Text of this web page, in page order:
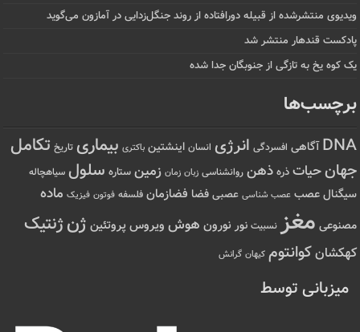
ویدیوی منتشرشده از قبیله دورافتاده‌ از روند جنگل‌زدایی در آمازون می‌گوید
پادکست قندهار منتشر شد
یک کوه یخ به تازگی از جنوبگان جدا شده
برچسب‌ها
DNA آگاهی افسردگی انرژی انسان اینشتین باکتری بیماری تاریخ تکامل
جهانحیات ذره ذهن روانشناسی زبان زمان زمین ستاره سلول سیاهچاله
سیگنال عصب عصب شناسی عصبی فضا فضازمان فلسفه فوتون فیزیک ماده
مصنوعی مغز نسبیت نور نورون هوش ویروس پروتئین ژنژنتیک
کهکشانکوانتوم کیهان گرانش
میزبانی توسط